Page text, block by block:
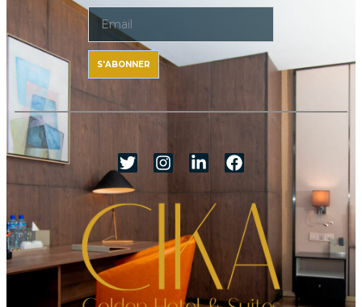
S'ABONNER